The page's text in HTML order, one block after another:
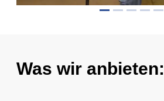
Was wir anbieten: